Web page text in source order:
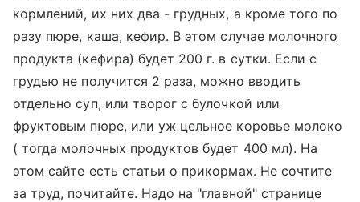
кормлений, их них два - грудных, а кроме того по
разу пюре, каша, кефир. В этом случае молочного
продукта (кефира) будет 200 г. в сутки. Если с
грудью не получится 2 раза, можно вводить
отдельно суп, или творог с булочкой или
фруктовым пюре, или уж цельное коровье молоко
( тогда молочных продуктов будет 400 мл). На
этом сайте есть статьи о прикормах. Не сочтите
за труд, почитайте. Надо на "главной" странице